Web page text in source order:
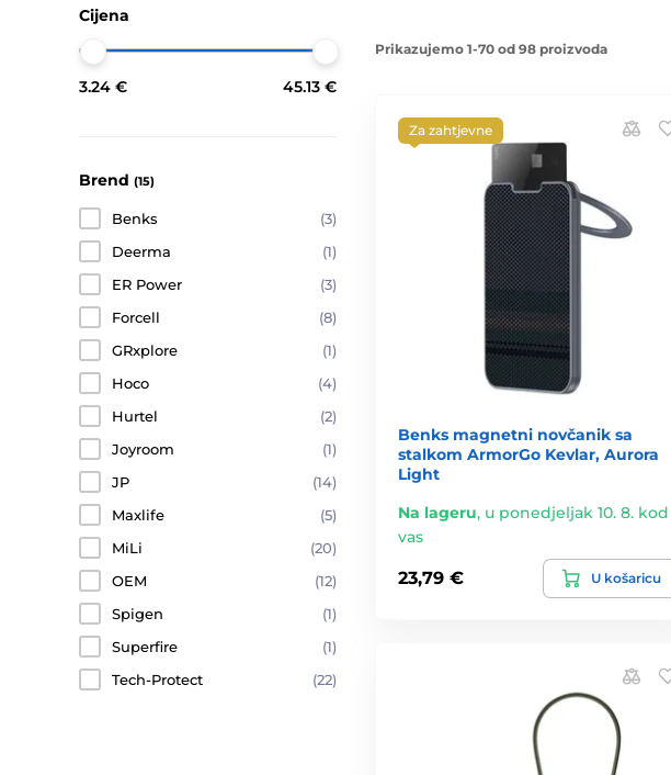
Cijena
3.24 € 45.13 €
Brend (15)
Benks
(3)
Deerma
(1)
ER Power
(3)
Forcell
(8)
GRxplore
(1)
Hoco
(4)
Hurtel
(2)
Joyroom
(1)
JP
(14)
Maxlife
(5)
MiLi
(20)
OEM
(12)
Spigen
(1)
Superfire
(1)
Tech-Protect
(22)
Prikazujemo 1-70 od 98 proizvoda
Za zahtjevne
Benks magnetni novčanik sa
stalkom ArmorGo Kevlar, Aurora
Light
Na lageru, u ponedjeljak 10. 8. kod
vas
23,79 € U košaricu